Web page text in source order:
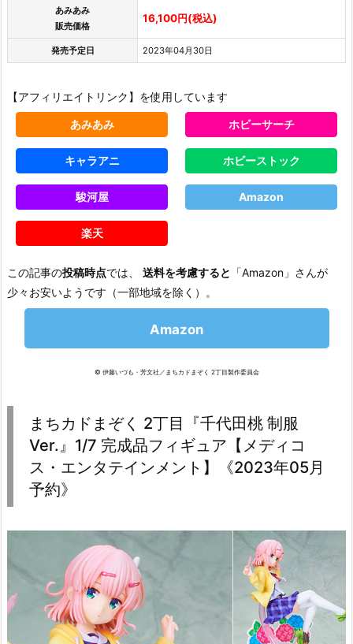
あみあみ
販売価格
16,100円(税込)
発売予定日 2023年04月30日
【アフィリエイトリンク】を使用しています
あみあみ ホビーサーチ
キャラアニ ホビーストック
駿河屋 Amazon
楽天
この記事の投稿時点では、 送料を考慮すると 「Amazon」さんが
少々お安いようです（一部地域を除く）。
Amazon
© 伊藤いづも・芳文社／まちカドまぞく 2丁目製作委員会
まちカドまぞく 2丁目『千代田桃 制服
Ver.』1/7 完成品フィギュア【メディコ
ス・エンタテインメント】《2023年05月
予約》